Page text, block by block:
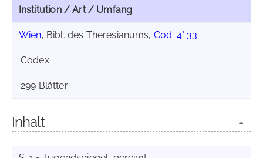
Institution / Art / Umfang
Wien, Bibl. des Theresianums, Cod. 4° 33
Codex
299 Blätter
Inhalt